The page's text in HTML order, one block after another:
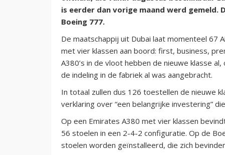
is eerder dan vorige maand werd gemeld.
Boeing 777.
De maatschappij uit Dubai laat momenteel 67
met vier klassen aan boord: first, business,
A380’s in de vloot hebben de nieuwe klasse
de indeling in de fabriek al was aangebracht.
In totaal zullen dus 126 toestellen de nieuwe
verklaring over “een belangrijke investering”
Op een Emirates A380 met vier klassen
56 stoelen in een 2-4-2 configuratie. Op de
stoelen worden geïnstalleerd, die zich